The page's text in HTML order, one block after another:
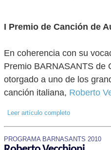
I Premio de Canción de
En coherencia con su
Premio BARNASANTS de
otorgado a uno de los
canción italiana, Roberto
Leer artículo completo
PROGRAMA BARNASANTS 2010